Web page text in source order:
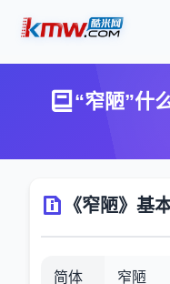
“窄陋”什
《窄陋》基
简体 窄陋